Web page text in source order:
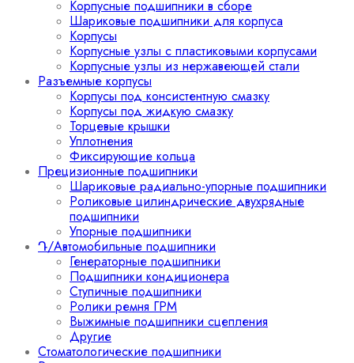
Корпусные подшипники в сборе
Шариковые подшипники для корпуса
Корпусы
Корпусные узлы с пластиковыми корпусами
Корпусные узлы из нержавеющей стали
Разъемные корпусы
Корпусы под консистентную смазку
Корпусы под жидкую смазку
Торцевые крышки
Уплотнения
Фиксирующие кольца
Прецизионные подшипники
Шариковые радиально-упорные подшипники
Роликовые цилиндрические двухрядные
подшипники
Упорные подшипники
Դ/Автомобильные подшипники
Генераторные подшипники
Подшипники кондиционера
Ступичные подшипники
Ролики ремня ГРМ
Выжимные подшипники сцепления
Другие
Стоматологические подшипники